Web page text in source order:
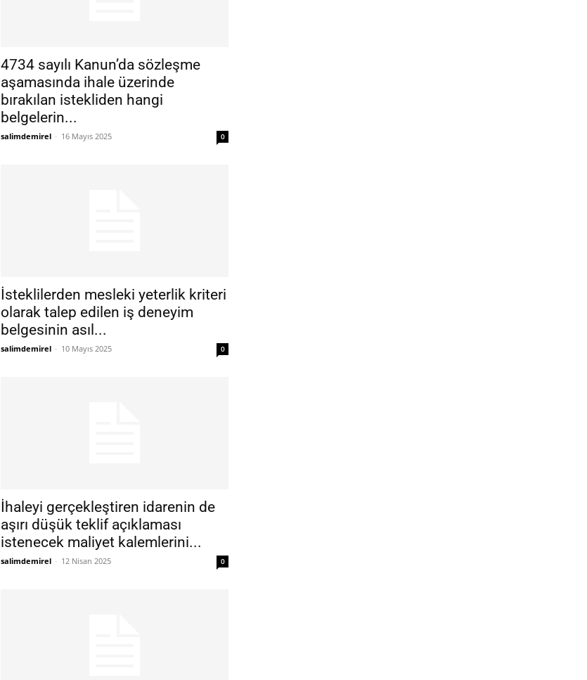
4734 sayılı Kanun’da sözleşme
aşamasında ihale üzerinde
bırakılan istekliden hangi
belgelerin...
salimdemirel - 16 Mayıs 2025 0
İsteklilerden mesleki yeterlik kriteri
olarak talep edilen iş deneyim
belgesinin asıl...
salimdemirel - 10 Mayıs 2025 0
İhaleyi gerçekleştiren idarenin de
aşırı düşük teklif açıklaması
istenecek maliyet kalemlerini...
salimdemirel - 12 Nisan 2025 0